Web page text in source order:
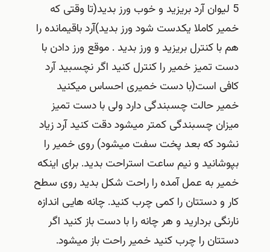
5 لیوان آرد بریزید و خوب ورز بدید(تا وقتی که
خمیر کاملا یکدست شود ورز بدید)آرد باقیمانده را
هم با کنترل بریزید و ورز بدید . موقع ورز دادن با
دست تمیز خمیر را کنترل کنید اگر نچسبید آرد
کافی است(با دست خمیری احساس میکنید
خمیر حالت چسبندگی دارد ولی با دست تمیز
میزان چسبندگی کمتر میشود دقت کنید آرد زیاد
نشود که بعد پخت سفت میشود) روی خمیر را
بپوشانید و نیم ساعت استراحت بدید. برای اینکه
خمیر به عمل آمده را راحت شکل بدید روی سطح
کار و دستتان را کمی چرب کنید. چانه هایی اندازه
نارنگی بردارید و هر چانه را با دست باز کنید اگر
دستتان را چرب کنید خمیر راحت باز میشود.